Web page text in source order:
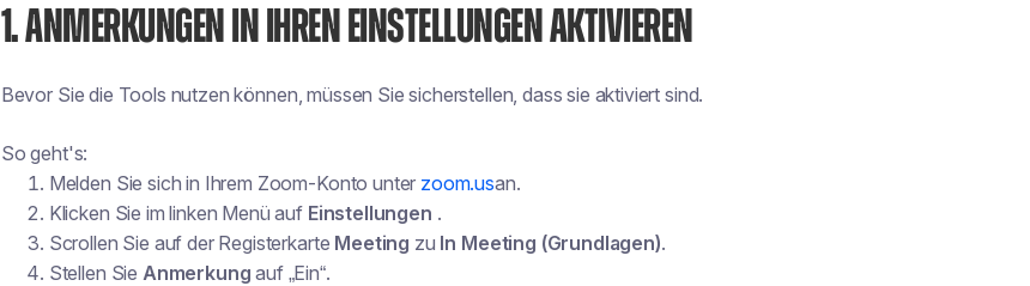
1. ANMERKUNGEN IN IHREN EINSTELLUNGEN AKTIVIEREN
Bevor Sie die Tools nutzen können, müssen Sie sicherstellen, dass sie aktiviert sind.
So geht's:
Melden Sie sich in Ihrem Zoom-Konto unter zoom.usan.
Klicken Sie im linken Menü auf Einstellungen .
Scrollen Sie auf der Registerkarte Meeting zu In Meeting (Grundlagen).
Stellen Sie Anmerkung auf „Ein“.